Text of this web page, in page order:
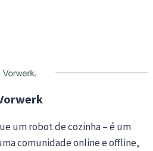
um robot de cozinha – é um
comunidade online e offline,